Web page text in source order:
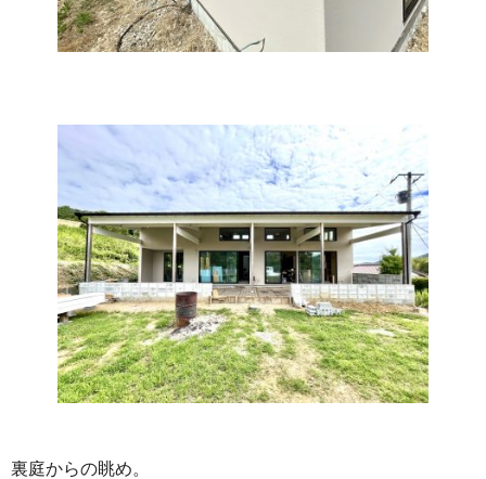
裏庭からの眺め。